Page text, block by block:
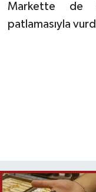
Markette de
patlamasıyla